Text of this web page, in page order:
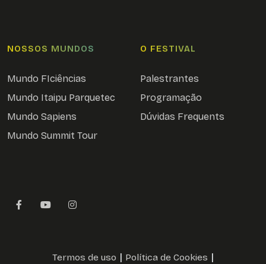
NOSSOS MUNDOS
Mundo FIciências
Mundo Itaipu Parquetec
Mundo Sapiens
Mundo Summit Tour
O FESTIVAL
Palestrantes
Programação
Dúvidas Frequents
Termos de uso | Política de Cookies |